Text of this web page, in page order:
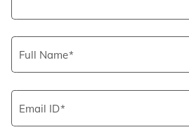
Full Name
Email ID